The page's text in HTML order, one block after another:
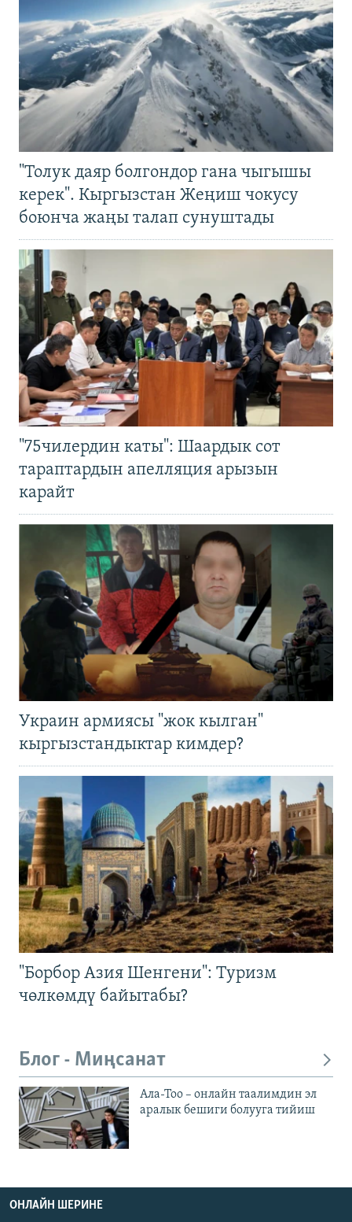
"Толук даяр болгондор гана чыгышы
керек". Кыргызстан Жеңиш чокусу
боюнча жаңы талап сунуштады
"75чилердин каты": Шаардык сот
тараптардын апелляция арызын
карайт
Украин армиясы "жок кылган"
кыргызстандыктар кимдер?
"Борбор Азия Шенгени": Туризм
чөлкөмдү байытабы?
Блог - Миңсанат
Ала-Тоо – онлайн таалимдин эл
аралык бешиги болууга тийиш
ОНЛАЙН ШЕРИНЕ